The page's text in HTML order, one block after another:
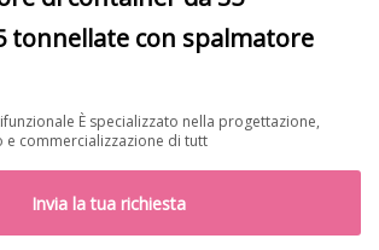
tonnellate con spalmatore
È specializzato nella progettazione,
commercializzazione di tutt
Invia la tua richiesta